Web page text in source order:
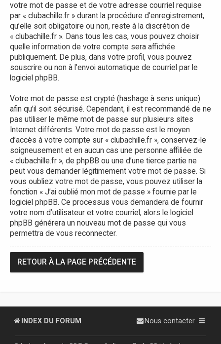
votre mot de passe et de votre adresse courriel requise
par « clubachille.fr » durant la procédure d’enregistrement,
qu’elle soit obligatoire ou non, reste à la discrétion de
« clubachille.fr ». Dans tous les cas, vous pouvez choisir
quelle information de votre compte sera affichée
publiquement. De plus, dans votre profil, vous pouvez
souscrire ou non à l’envoi automatique de courriel par le
logiciel phpBB.
Votre mot de passe est crypté (hashage à sens unique)
afin qu’il soit sécurisé. Cependant, il est recommandé de ne
pas utiliser le même mot de passe sur plusieurs sites
Internet différents. Votre mot de passe est le moyen
d’accès à votre compte sur « clubachille.fr », conservez-le
soigneusement et en aucun cas une personne affiliée de
« clubachille.fr », de phpBB ou une d’une tierce partie ne
peut vous demander légitimement votre mot de passe. Si
vous oubliez votre mot de passe, vous pouvez utiliser la
fonction « J’ai oublié mon mot de passe » fournie par le
logiciel phpBB. Ce processus vous demandera de fournir
votre nom d’utilisateur et votre courriel, alors le logiciel
phpBB générera un nouveau mot de passe qui vous
permettra de vous reconnecter.
RETOUR À LA PAGE PRÉCÉDENTE
INDEX DU FORUM Nous contacter